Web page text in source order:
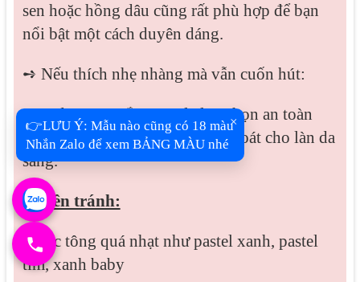
sen hoặc hồng dâu cũng rất phù hợp để bạn
nổi bật một cách duyên dáng.
➺ Nếu thích nhẹ nhàng mà vẫn cuốn hút:
– Nude sáng, trắng ngà là lựa chọn an toàn
nhưng vẫn giữ được vẻ thanh thoát cho làn da
sáng.
✘ Nên tránh:
– Các tông quá nhạt như pastel xanh, pastel
tím, xanh baby
×
👉LƯU Ý: Mẫu nào cũng có 18 màu
Nhắn Zalo để xem BẢNG MÀU nhé